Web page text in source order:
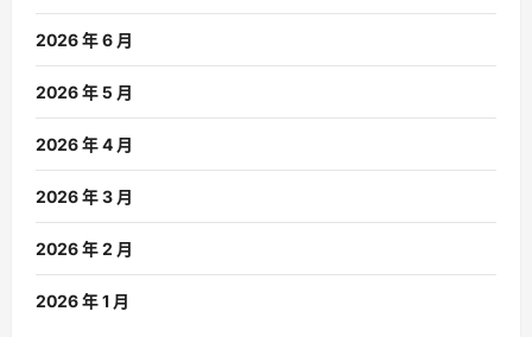
2026 年 6 月
2026 年 5 月
2026 年 4 月
2026 年 3 月
2026 年 2 月
2026 年 1 月